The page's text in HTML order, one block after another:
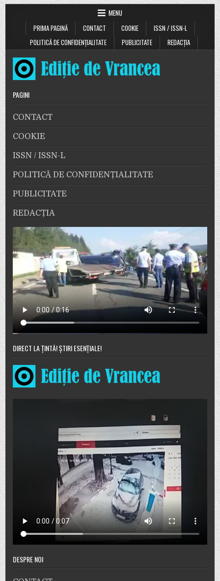
MENU
PRIMA PAGINĂ
CONTACT COOKIE
ISSN / ISSN-L
POLITICĂ DE CONFIDENȚIALITATE
PUBLICITATE REDACȚIA
PAGINI
CONTACT
COOKIE
ISSN / ISSN-L
POLITICĂ DE CONFIDENȚIALITATE
PUBLICITATE
REDACȚIA
DIRECT LA ȚINTĂ! ȘTIRI ESENȚIALE!
DESPRE NOI